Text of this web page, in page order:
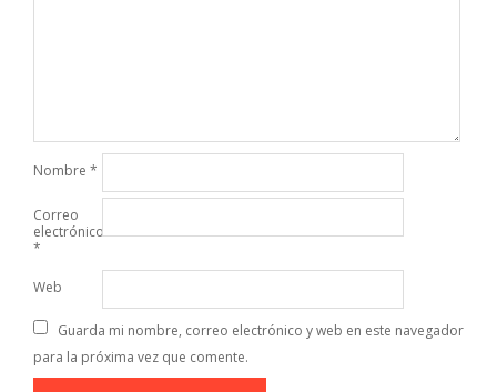
Nombre *
Correo
electrónico
*
Web
Guarda mi nombre, correo electrónico y web en este navegador
para la próxima vez que comente.